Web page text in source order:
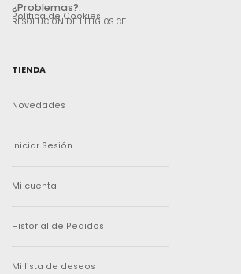
¿Problemas?:
RESOLUCIÓN DE LITIGIOS CE
Política de Cookies
TIENDA
Novedades
Iniciar Sesión
Mi cuenta
Historial de Pedidos
Mi lista de deseos